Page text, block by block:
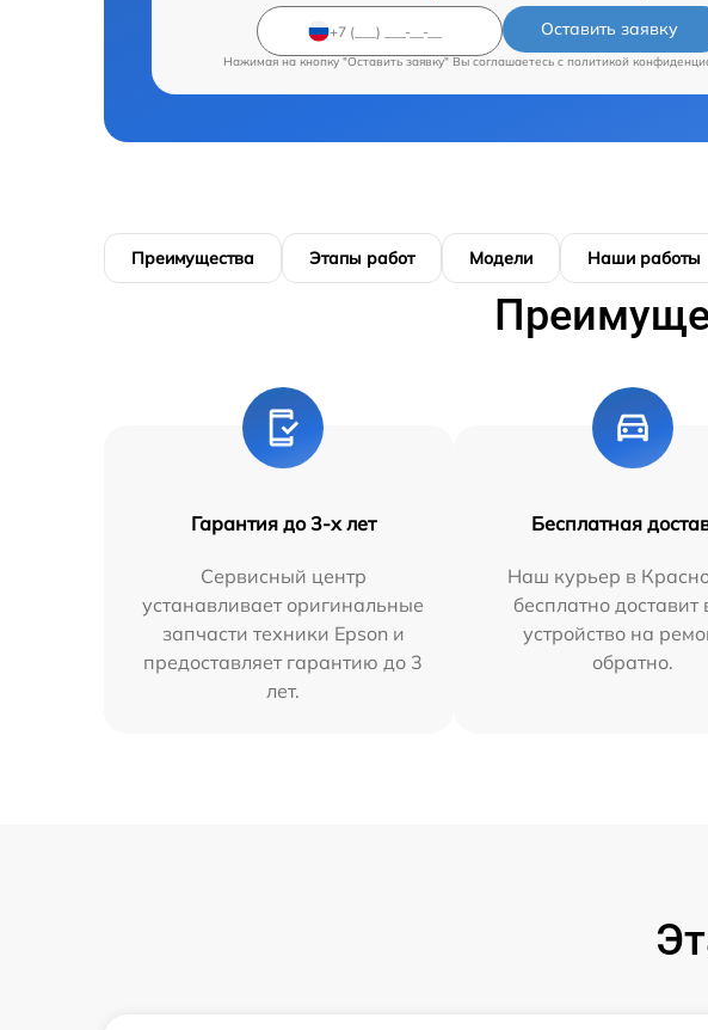
Оставить заявку
Нажимая на кнопку "Оставить заявку" Вы соглашаетесь c политикой
Преимущества Этапы работ Модели Наши работы
Гарантия до 3-х лет
Сервисный центр
устанавливает оригинальные
запчасти техники Epson и
предоставляет гарантию до 3
лет.
Бесплатная
Наш курьер в
бесплатно доставит
устройство на
обратно.